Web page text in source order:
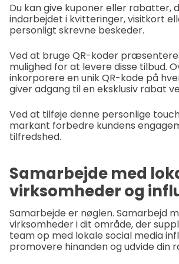
Du kan give kuponer eller rabatter,
indarbejdet i kvitteringer, visitkort
personligt skrevne beskeder.
Ved at bruge QR-koder
mulighed for at levere disse tilbud.
inkorporere en unik QR-kode på
giver adgang til en eksklusiv rabat
Ved at tilføje denne personlige
markant forbedre kundens
tilfredshed.
Samarbejde med
virksomheder og
Samarbejde er nøglen. Samarbejd
virksomheder i dit område, der
team op med lokale social media
promovere hinanden og udvide din